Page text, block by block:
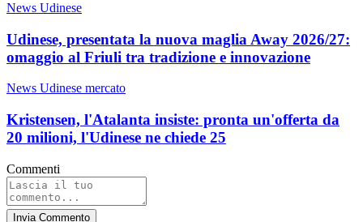
News Udinese
Udinese, presentata la nuova maglia Away 2026/27:
omaggio al Friuli tra tradizione e innovazione
News Udinese mercato
Kristensen, l'Atalanta insiste: pronta un'offerta da
20 milioni, l'Udinese ne chiede 25
Commenti
Invia Commento